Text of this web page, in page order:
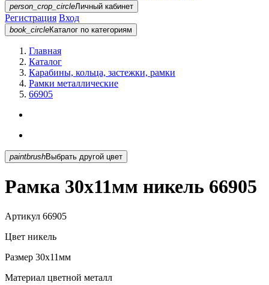
person_crop_circleЛичный кабинет
Регистрация Вход
book_circleКаталог по категориям
Главная
Каталог
Карабины, кольца, застежки, рамки
Рамки металлические
66905
paintbrush Выбрать другой цвет
Рамка 30х11мм никель 66905
Артикул 66905
Цвет никель
Размер 30х11мм
Материал цветной металл